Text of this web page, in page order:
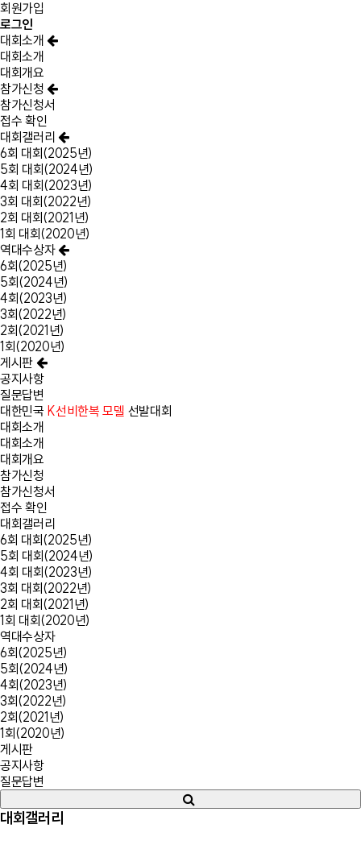
회원가입
로그인
대회소개
대회소개
대회개요
참가신청
참가신청서
접수 확인
대회갤러리
6회 대회(2025년)
5회 대회(2024년)
4회 대회(2023년)
3회 대회(2022년)
2회 대회(2021년)
1회 대회(2020년)
역대수상자
6회(2025년)
5회(2024년)
4회(2023년)
3회(2022년)
2회(2021년)
1회(2020년)
게시판
공지사항
질문답변
대한민국 K선비한복 모델 선발대회
대회소개
대회소개
대회개요
참가신청
참가신청서
접수 확인
대회갤러리
6회 대회(2025년)
5회 대회(2024년)
4회 대회(2023년)
3회 대회(2022년)
2회 대회(2021년)
1회 대회(2020년)
역대수상자
6회(2025년)
5회(2024년)
4회(2023년)
3회(2022년)
2회(2021년)
1회(2020년)
게시판
공지사항
질문답변
대회갤러리